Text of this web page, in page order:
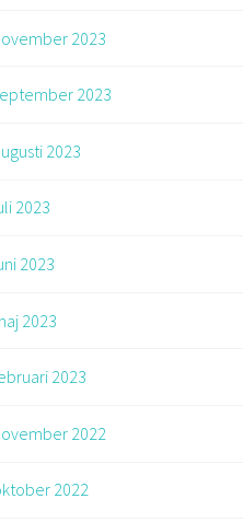
2023
2023
2023
2023
2023
2023
2023
2022
2022